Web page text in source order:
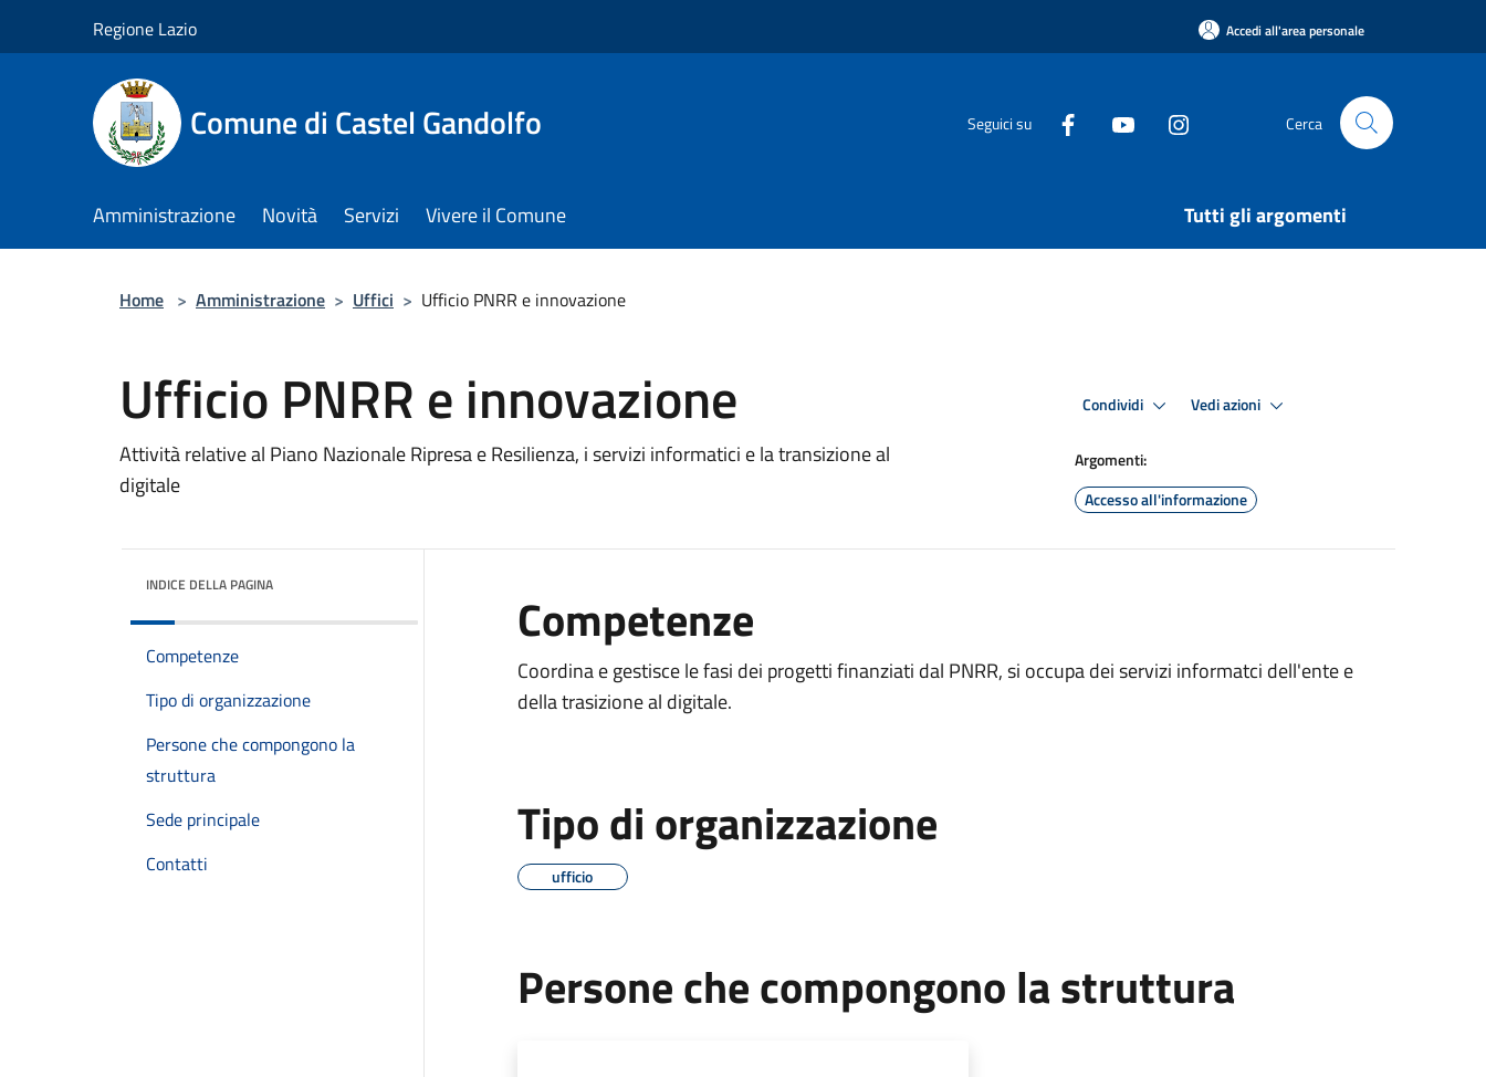
Regione Lazio Accedi all'area personale
Comune di Castel Gandolfo Seguici su Cerca
Amministrazione Novità Servizi Vivere il Comune Tutti gli argomenti
Home > Amministrazione > Uffici > Ufficio PNRR e innovazione
Ufficio PNRR e innovazione
Attività relative al Piano Nazionale Ripresa e Resilienza, i servizi informatici e la transizione al
digitale
Condividi Vedi azioni
Argomenti:
Accesso all'informazione
INDICE DELLA PAGINA
Competenze
Tipo di organizzazione
Persone che compongono la
struttura
Sede principale
Contatti
Competenze
Coordina e gestisce le fasi dei progetti finanziati dal PNRR, si occupa dei servizi informatci dell'ente e
della trasizione al digitale.
Tipo di organizzazione
ufficio
Persone che compongono la struttura